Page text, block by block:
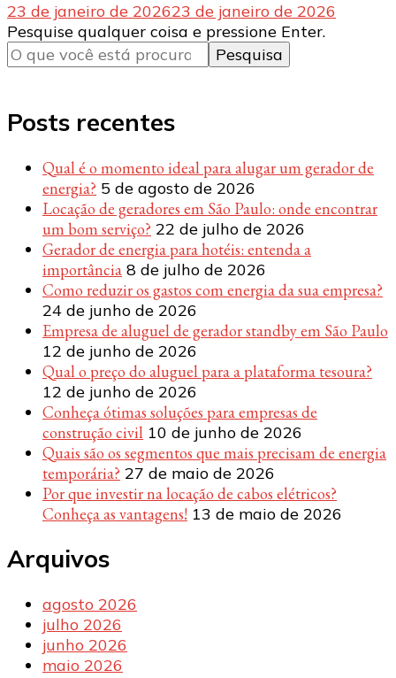
23 de janeiro de 202623 de janeiro de 2026
Procurando
algo?
Pesquise qualquer coisa e pressione Enter.
Posts recentes
Qual é o momento ideal para alugar um gerador de
energia? 5 de agosto de 2026
Locação de geradores em São Paulo: onde encontrar
um bom serviço? 22 de julho de 2026
Gerador de energia para hotéis: entenda a
importância 8 de julho de 2026
Como reduzir os gastos com energia da sua empresa?
24 de junho de 2026
Empresa de aluguel de gerador standby em São Paulo
12 de junho de 2026
Qual o preço do aluguel para a plataforma tesoura?
12 de junho de 2026
Conheça ótimas soluções para empresas de
construção civil 10 de junho de 2026
Quais são os segmentos que mais precisam de energia
temporária? 27 de maio de 2026
Por que investir na locação de cabos elétricos?
Conheça as vantagens! 13 de maio de 2026
Arquivos
agosto 2026
julho 2026
junho 2026
maio 2026